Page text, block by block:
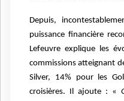
Depuis,
puissance financière
Lefeuvre explique les
commissions atteignant
Silver, 14% pour les
croisières. Il ajoute : «